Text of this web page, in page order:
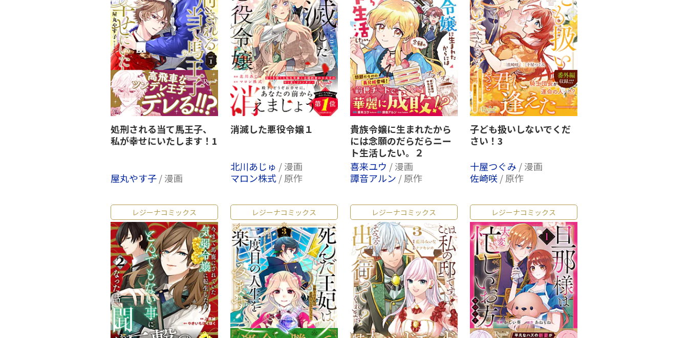
処刑される当て馬王子、
私が幸せにいたします！1
屋丸やす子/ 漫画
消滅した悪役令嬢１
北川あじゅ / 漫画
マロン株式/ 原作
貴族令嬢に生まれたから
には念願のだらだらニー
ト生活したい。２
喜来ユウ / 漫画
譚音アルン / 原作
子ども扱いしないでくだ
さい！3
十屋つぐみ / 漫画
佐崎咲/ 原作
レジーナコミックス レジーナコミックス レジーナコミックス レジーナコミックス